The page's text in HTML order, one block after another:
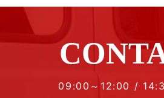
09:00～12:00 /